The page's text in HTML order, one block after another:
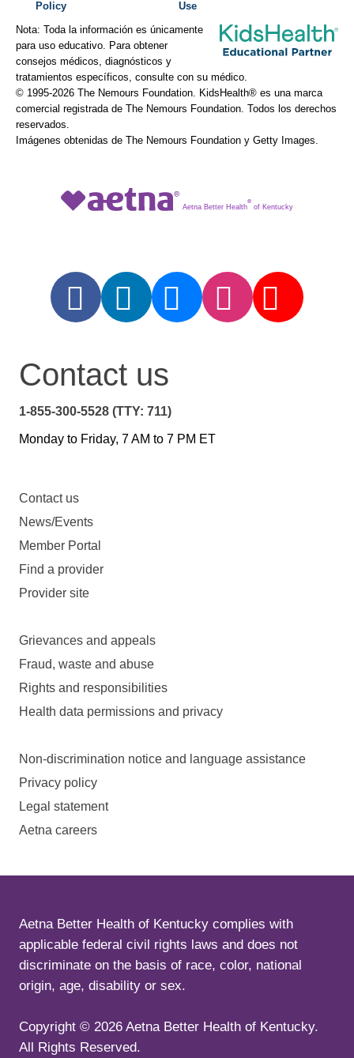
Policy
Use
Nota: Toda la información es únicamente
para uso educativo. Para obtener
consejos médicos, diagnósticos y
tratamientos específicos, consulte con su médico.
© 1995-2026 The Nemours Foundation. KidsHealth® es una marca
comercial registrada de The Nemours Foundation. Todos los derechos
reservados.
Imágenes obtenidas de The Nemours Foundation y Getty Images.
Aetna Better Health
®
of Kentucky
Contact us
1-855-300-5528 (TTY: 711)
Monday to Friday, 7 AM to 7 PM ET
Contact us
News/Events
Member Portal
Find a provider
Provider site
Grievances and appeals
Fraud, waste and abuse
Rights and responsibilities
Health data permissions and privacy
Non-discrimination notice and language assistance
Privacy policy
Legal statement
Aetna careers
Aetna Better Health of Kentucky complies with
applicable federal civil rights laws and does not
discriminate on the basis of race, color, national
origin, age, disability or sex.
Copyright © 2026 Aetna Better Health of Kentucky.
All Rights Reserved.